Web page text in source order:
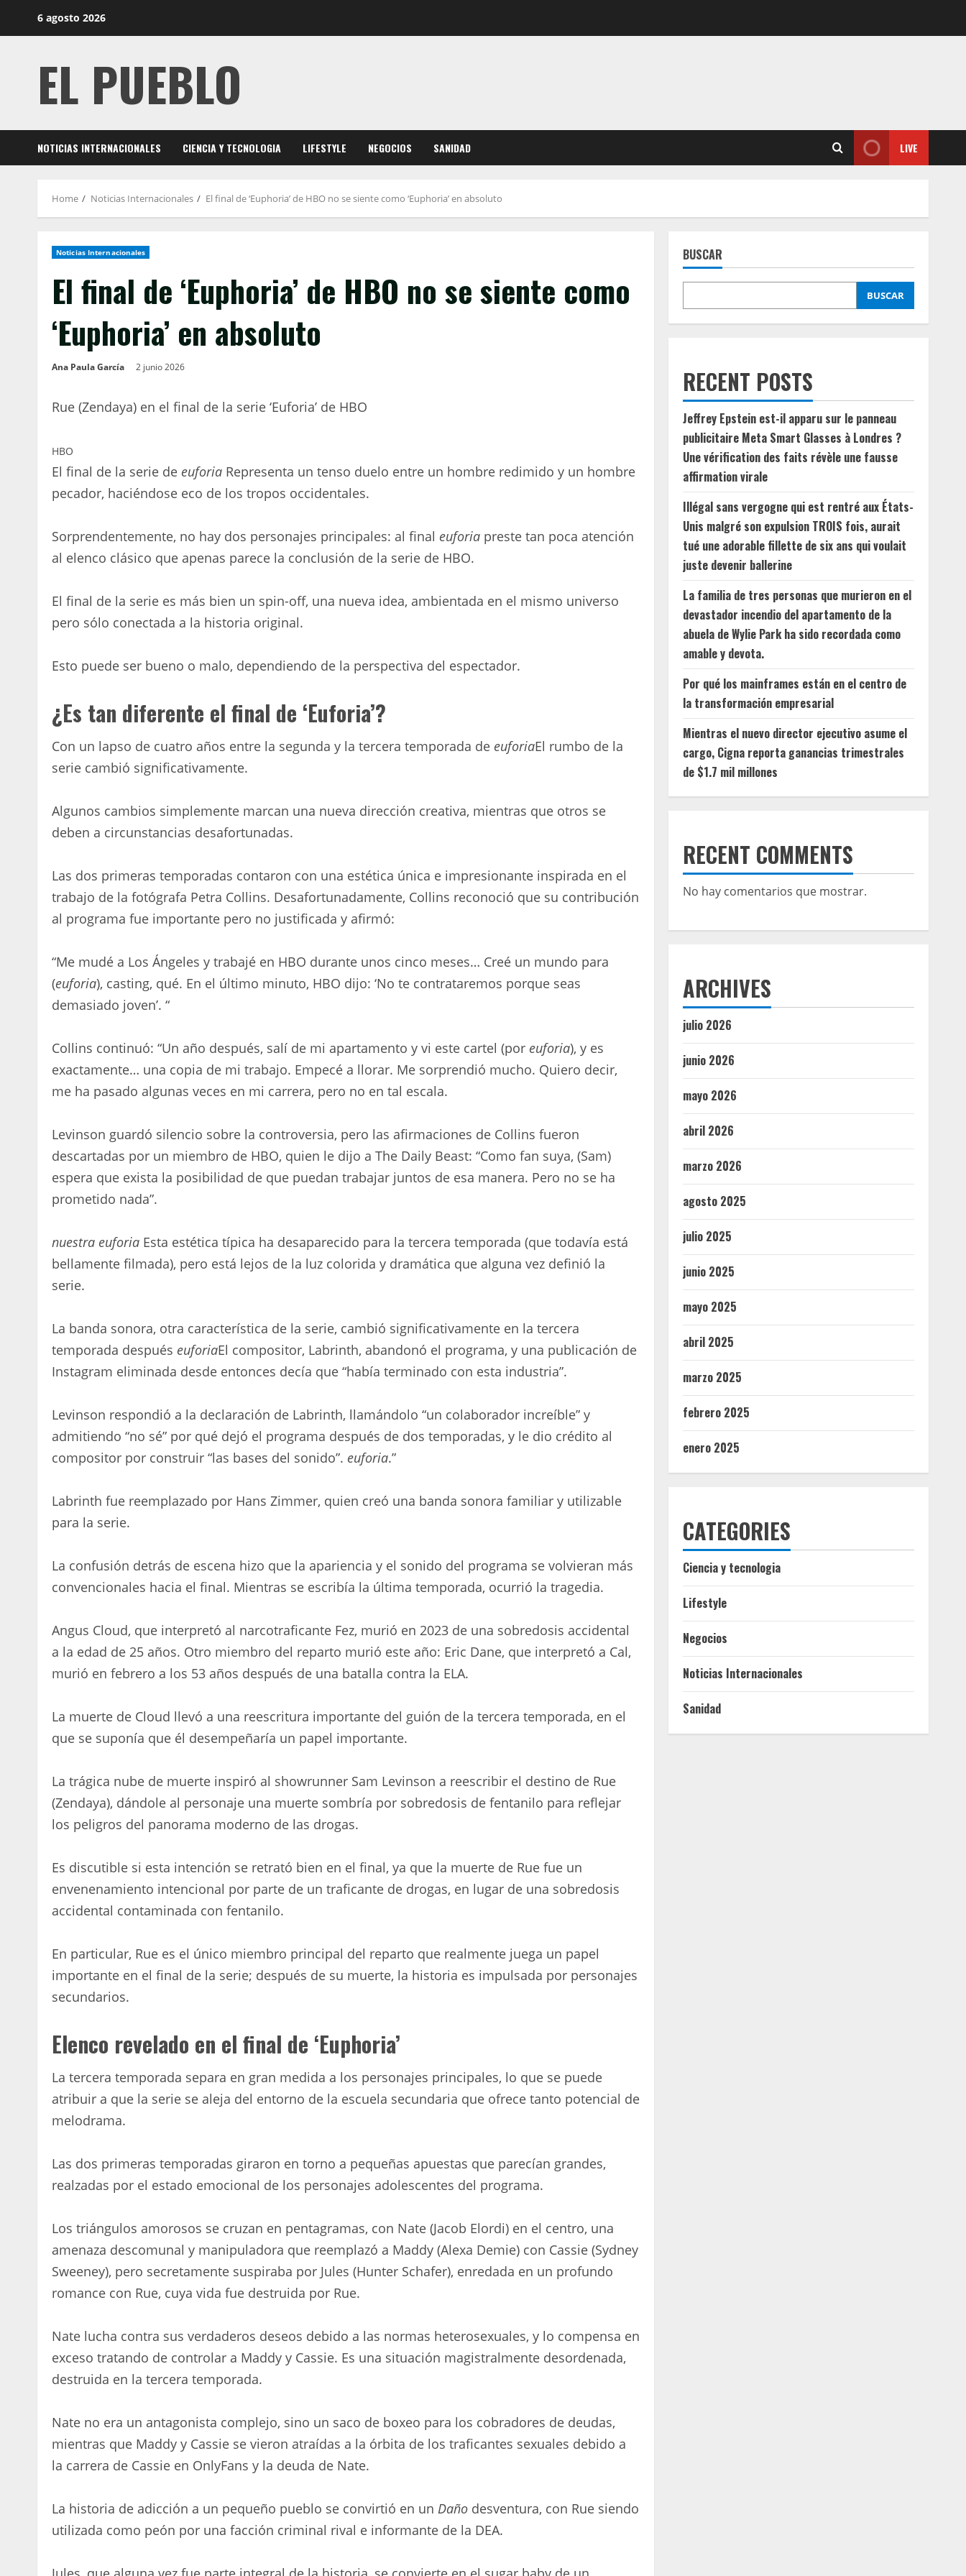
6 agosto 2026
EL PUEBLO
NOTICIAS INTERNACIONALES CIENCIA Y TECNOLOGIA LIFESTYLE NEGOCIOS SANIDAD LIVE
Home Noticias Internacionales El final de ‘Euphoria’ de HBO no se siente como ‘Euphoria’ en absoluto
Noticias Internacionales
El final de ‘Euphoria’ de HBO no se siente como
‘Euphoria’ en absoluto
Ana Paula García 2 junio 2026
Rue (Zendaya) en el final de la serie ‘Euforia’ de HBO
HBO
El final de la serie de euforia Representa un tenso duelo entre un hombre redimido y un hombre
pecador, haciéndose eco de los tropos occidentales.
Sorprendentemente, no hay dos personajes principales: al final euforia preste tan poca atención
al elenco clásico que apenas parece la conclusión de la serie de HBO.
El final de la serie es más bien un spin-off, una nueva idea, ambientada en el mismo universo
pero sólo conectada a la historia original.
Esto puede ser bueno o malo, dependiendo de la perspectiva del espectador.
¿Es tan diferente el final de ‘Euforia’?
Con un lapso de cuatro años entre la segunda y la tercera temporada de euforiaEl rumbo de la
serie cambió significativamente.
Algunos cambios simplemente marcan una nueva dirección creativa, mientras que otros se
deben a circunstancias desafortunadas.
Las dos primeras temporadas contaron con una estética única e impresionante inspirada en el
trabajo de la fotógrafa Petra Collins. Desafortunadamente, Collins reconoció que su contribución
al programa fue importante pero no justificada y afirmó:
“Me mudé a Los Ángeles y trabajé en HBO durante unos cinco meses… Creé un mundo para
(euforia), casting, qué. En el último minuto, HBO dijo: ‘No te contrataremos porque seas
demasiado joven’. “
Collins continuó: “Un año después, salí de mi apartamento y vi este cartel (por euforia), y es
exactamente… una copia de mi trabajo. Empecé a llorar. Me sorprendió mucho. Quiero decir,
me ha pasado algunas veces en mi carrera, pero no en tal escala.
Levinson guardó silencio sobre la controversia, pero las afirmaciones de Collins fueron
descartadas por un miembro de HBO, quien le dijo a The Daily Beast: “Como fan suya, (Sam)
espera que exista la posibilidad de que puedan trabajar juntos de esa manera. Pero no se ha
prometido nada”.
nuestra euforia Esta estética típica ha desaparecido para la tercera temporada (que todavía está
bellamente filmada), pero está lejos de la luz colorida y dramática que alguna vez definió la
serie.
La banda sonora, otra característica de la serie, cambió significativamente en la tercera
temporada después euforiaEl compositor, Labrinth, abandonó el programa, y ​​una publicación de
Instagram eliminada desde entonces decía que “había terminado con esta industria”.
Levinson respondió a la declaración de Labrinth, llamándolo “un colaborador increíble” y
admitiendo “no sé” por qué dejó el programa después de dos temporadas, y le dio crédito al
compositor por construir “las bases del sonido”. euforia.”
Labrinth fue reemplazado por Hans Zimmer, quien creó una banda sonora familiar y utilizable
para la serie.
La confusión detrás de escena hizo que la apariencia y el sonido del programa se volvieran más
convencionales hacia el final. Mientras se escribía la última temporada, ocurrió la tragedia.
Angus Cloud, que interpretó al narcotraficante Fez, murió en 2023 de una sobredosis accidental
a la edad de 25 años. Otro miembro del reparto murió este año: Eric Dane, que interpretó a Cal,
murió en febrero a los 53 años después de una batalla contra la ELA.
La muerte de Cloud llevó a una reescritura importante del guión de la tercera temporada, en el
que se suponía que él desempeñaría un papel importante.
La trágica nube de muerte inspiró al showrunner Sam Levinson a reescribir el destino de Rue
(Zendaya), dándole al personaje una muerte sombría por sobredosis de fentanilo para reflejar
los peligros del panorama moderno de las drogas.
Es discutible si esta intención se retrató bien en el final, ya que la muerte de Rue fue un
envenenamiento intencional por parte de un traficante de drogas, en lugar de una sobredosis
accidental contaminada con fentanilo.
En particular, Rue es el único miembro principal del reparto que realmente juega un papel
importante en el final de la serie; después de su muerte, la historia es impulsada por personajes
secundarios.
Elenco revelado en el final de ‘Euphoria’
La tercera temporada separa en gran medida a los personajes principales, lo que se puede
atribuir a que la serie se aleja del entorno de la escuela secundaria que ofrece tanto potencial de
melodrama.
Las dos primeras temporadas giraron en torno a pequeñas apuestas que parecían grandes,
realzadas por el estado emocional de los personajes adolescentes del programa.
Los triángulos amorosos se cruzan en pentagramas, con Nate (Jacob Elordi) en el centro, una
amenaza descomunal y manipuladora que reemplazó a Maddy (Alexa Demie) con Cassie (Sydney
Sweeney), pero secretamente suspiraba por Jules (Hunter Schafer), enredada en un profundo
romance con Rue, cuya vida fue destruida por Rue.
Nate lucha contra sus verdaderos deseos debido a las normas heterosexuales, y lo compensa en
exceso tratando de controlar a Maddy y Cassie. Es una situación magistralmente desordenada,
destruida en la tercera temporada.
Nate no era un antagonista complejo, sino un saco de boxeo para los cobradores de deudas,
mientras que Maddy y Cassie se vieron atraídas a la órbita de los traficantes sexuales debido a
la carrera de Cassie en OnlyFans y la deuda de Nate.
La historia de adicción a un pequeño pueblo se convirtió en un Daño desventura, con Rue siendo
utilizada como peón por una facción criminal rival e informante de la DEA.
BUSCAR
BUSCAR
RECENT POSTS
Jeffrey Epstein est-il apparu sur le panneau
publicitaire Meta Smart Glasses à Londres ?
Une vérification des faits révèle une fausse
affirmation virale
Illégal sans vergogne qui est rentré aux États-
Unis malgré son expulsion TROIS fois, aurait
tué une adorable fillette de six ans qui voulait
juste devenir ballerine
La familia de tres personas que murieron en el
devastador incendio del apartamento de la
abuela de Wylie Park ha sido recordada como
amable y devota.
Por qué los mainframes están en el centro de
la transformación empresarial
Mientras el nuevo director ejecutivo asume el
cargo, Cigna reporta ganancias trimestrales
de $1.7 mil millones
RECENT COMMENTS
No hay comentarios que mostrar.
ARCHIVES
julio 2026
junio 2026
mayo 2026
abril 2026
marzo 2026
agosto 2025
julio 2025
junio 2025
mayo 2025
abril 2025
marzo 2025
febrero 2025
enero 2025
CATEGORIES
Ciencia y tecnologia
Lifestyle
Negocios
Noticias Internacionales
Sanidad